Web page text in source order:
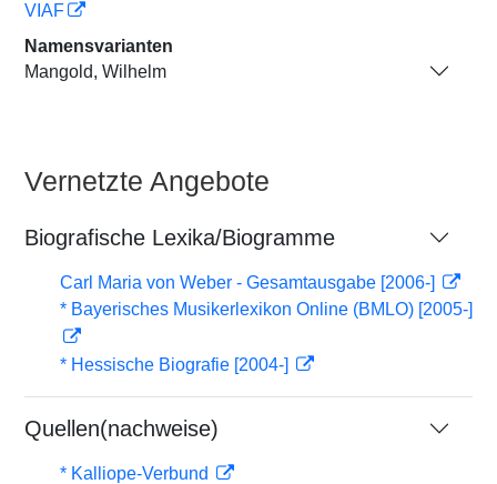
VIAF
Namensvarianten
Mangold, Wilhelm
Vernetzte Angebote
Biografische Lexika/Biogramme
Carl Maria von Weber - Gesamtausgabe [2006-]
* Bayerisches Musikerlexikon Online (BMLO) [2005-]
* Hessische Biografie [2004-]
Quellen(nachweise)
* Kalliope-Verbund